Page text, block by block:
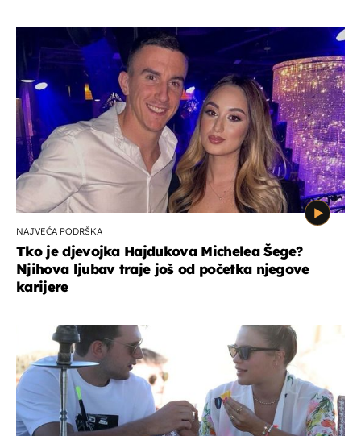
NAJVEĆA PODRŠKA
Tko je djevojka Hajdukova Michelea Šege?
Njihova ljubav traje još od početka njegove
karijere